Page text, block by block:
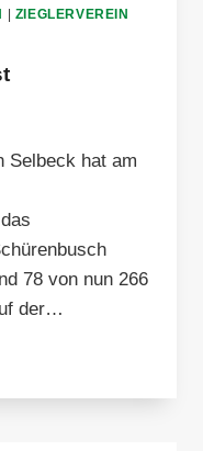
ZIEGLERVEREIN
Selbeck hat am
78 von nun 266
der…